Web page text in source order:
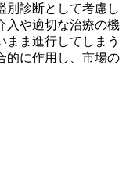
別診断として考慮し
入や適切な治療の機
まま進行してしまう
的に作用し、市場の